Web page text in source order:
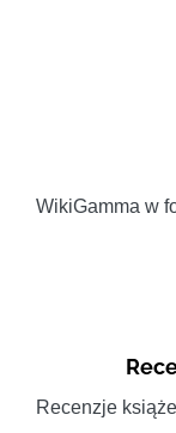
WikiGamma w
Recenzje